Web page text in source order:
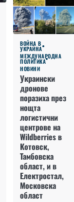
ВОЙНА В
УКРАЙНА
МЕЖДУНАРОДНА
ПОЛИТИКА
НОВИНИ
Украински
дронове
поразиха през
нощта
логистични
центрове на
Wildberries в
Котовск,
Тамбовска
област, и в
Електростал,
Московска
област